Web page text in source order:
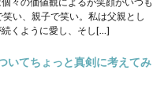
い、親子で笑い。私は父親とし
くように愛し、そし[…]
いてちょっと真剣に考えてみ